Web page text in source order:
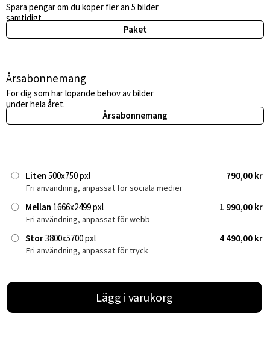
Spara pengar om du köper fler än 5 bilder
samtidigt.
Paket
Årsabonnemang
För dig som har löpande behov av bilder
under hela året.
Årsabonnemang
Liten 500x750 pxl 790,00 kr
Fri användning, anpassat för sociala medier
Mellan 1666x2499 pxl 1 990,00 kr
Fri användning, anpassat för webb
Stor3800x5700 pxl 4 490,00 kr
Fri användning, anpassat för tryck
Lägg i varukorg